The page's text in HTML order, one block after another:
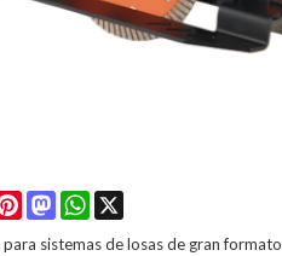
PinterestMastodonWhatsApp
sistemas de losas de gran formato